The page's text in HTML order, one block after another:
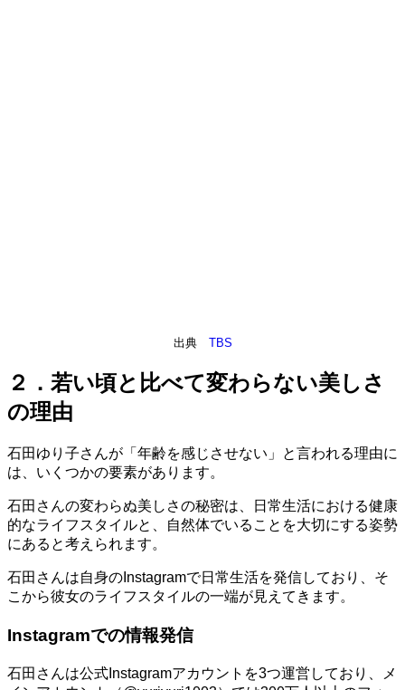
出典 TBS
２．若い頃と比べて変わらない美しさ
の理由
石田ゆり子さんが「年齢を感じさせない」と言われる理由に
は、いくつかの要素があります。
石田さんの変わらぬ美しさの秘密は、日常生活における健康
的なライフスタイルと、自然体でいることを大切にする姿勢
にあると考えられます。
石田さんは自身のInstagramで日常生活を発信しており、そ
こから彼女のライフスタイルの一端が見えてきます。
Instagramでの情報発信
石田さんは公式Instagramアカウントを3つ運営しており、メ